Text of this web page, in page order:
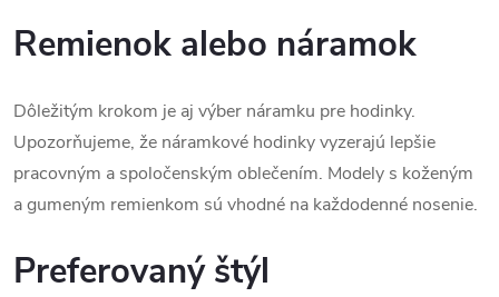
Remienok alebo náramok
Dôležitým krokom je aj výber náramku pre hodinky.
Upozorňujeme, že náramkové hodinky vyzerajú lepšie
pracovným a spoločenským oblečením. Modely s koženým
a gumeným remienkom sú vhodné na každodenné nosenie.
Preferovaný štýl